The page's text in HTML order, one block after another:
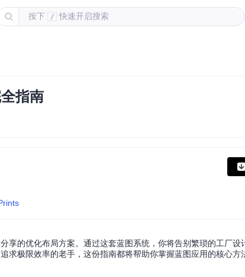
按下 / 快速开启搜索
指南
享的优化布局方案。通过这套蓝图系统，你将告别繁琐的工厂设
求极限效率的老手，这份指南都将帮助你掌握蓝图应用的核心方